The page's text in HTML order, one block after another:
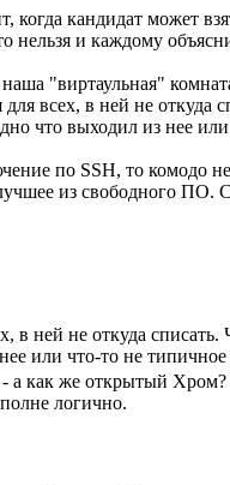
когда кандидат может
и каждому
"виртаульная"
всех, в ней не откуда
что выходил из нее
по SSH, то
из свободного
в ней не откуда
или что-то не
а как же открытый
логично.